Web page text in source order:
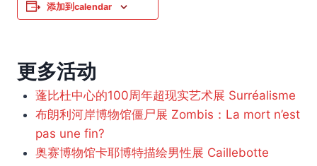
添加到calendar
更多活动
蓬比杜中心的100周年超现实艺术展 Surréalisme
布朗利河岸博物馆僵尸展 Zombis：La mort n’est
pas une fin?
奥赛博物馆卡耶博特描绘男性展 Caillebotte